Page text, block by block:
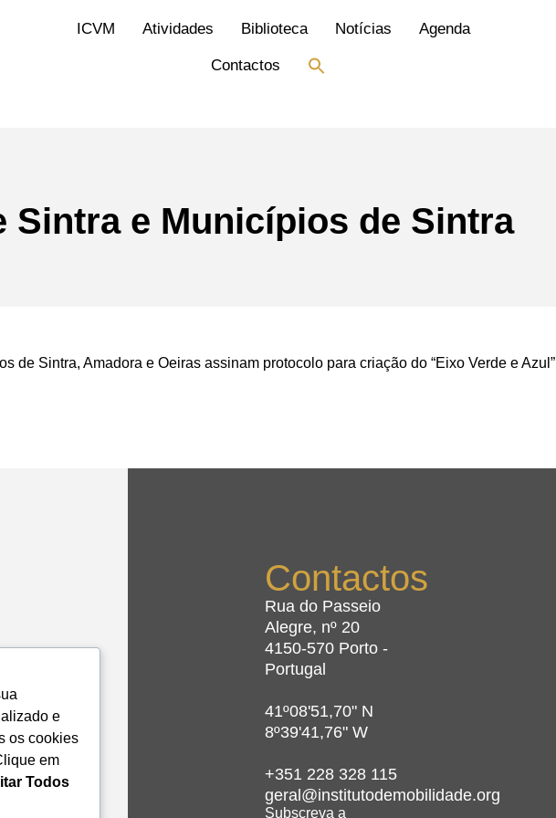
ICVM Atividades Biblioteca Notícias Agenda
Contactos
Sintra e Municípios de Sintra
de Sintra, Amadora e Oeiras assinam protocolo para criação do “Eixo Verde e Azul”
Contactos
Rua do Passeio
Alegre, nº 20
4150-570 Porto -
Portugal
41º08'51,70" N
8º39'41,76" W
+351 228 328 115
geral@institutodemobilidade.org
Subscreva a
e
os cookies
em
Todos